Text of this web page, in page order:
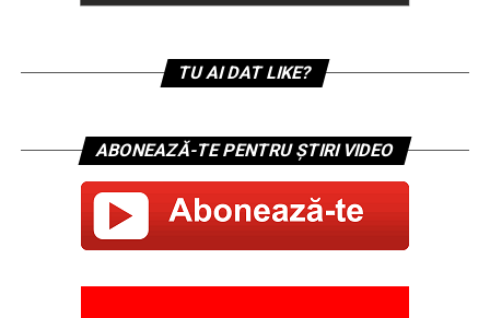
TU AI DAT LIKE?
ABONEAZĂ-TE PENTRU ȘTIRI VIDEO